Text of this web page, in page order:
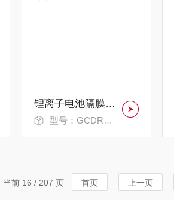
锂离子电池隔膜电弱点测试仪
型号：GCDRD-1500
当前 16 / 207 页 首页 上一页